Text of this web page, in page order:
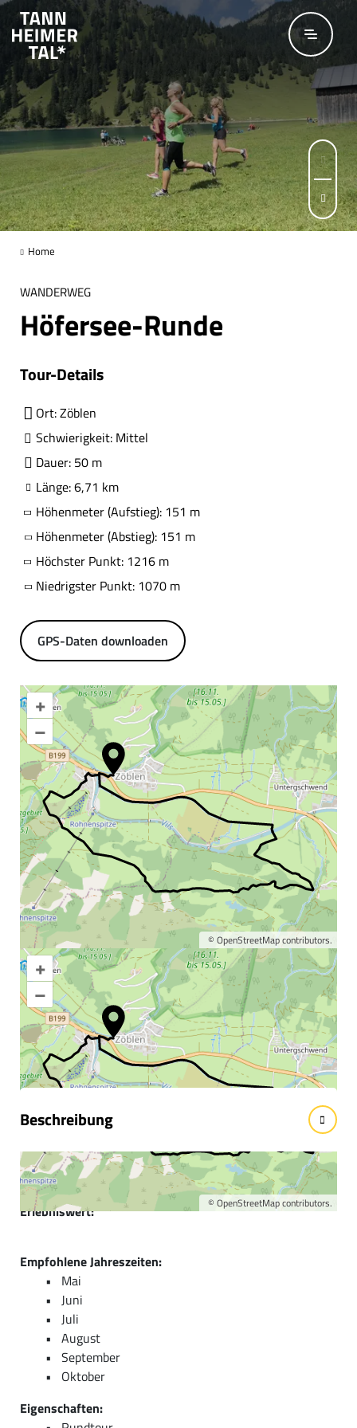
Zum Hauptinhalt springen
Home
WANDERWEG
Höfersee-Runde
Tour-Details
Ort: Zöblen
Schwierigkeit: Mittel
Dauer: 50 m
Länge: 6,71 km
Höhenmeter (Aufstieg): 151 m
Höhenmeter (Abstieg): 151 m
Höchster Punkt: 1216 m
Niedrigster Punkt: 1070 m
GPS-Daten downloaden
+
–
© OpenStreetMapcontributors.
+
–
© OpenStreetMapcontributors.
Karte vergrößern
Informationen &
Wissenswertes
Beschreibung
Kurzbeschreibung:
Schöne Wander undd Laufstrecke zum Höfersee.
Erlebniswert:******
Empfohlene Jahreszeiten:
Mai
Juni
Juli
August
September
Oktober
Eigenschaften: